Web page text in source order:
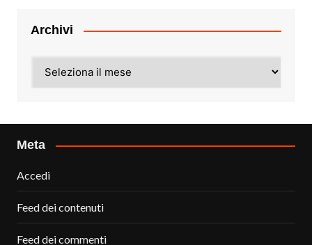
Archivi
Meta
Accedi
Feed dei contenuti
Feed dei commenti